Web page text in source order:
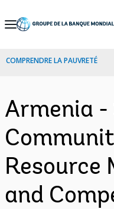
Skip
Navigation
COMPRENDRE LA PAUVRETÉ
Armenia -
Resource
and